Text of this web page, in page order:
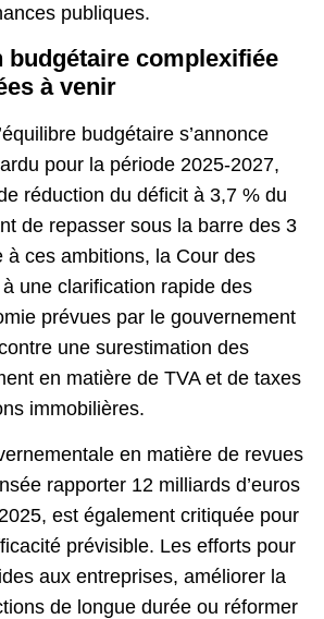
publiques.
budgétaire complexifiée
à venir
budgétaire s’annonce
pour la période 2025-2027,
réduction du déficit à 3,7 % du
de repasser sous la barre des 3
à ces ambitions, la Cour des
une clarification rapide des
prévues par le gouvernement
une surestimation des
en matière de TVA et de taxes
immobilières.
en matière de revues
rapporter 12 milliards d’euros
est également critiquée pour
prévisible. Les efforts pour
aux entreprises, améliorer la
de longue durée ou réformer